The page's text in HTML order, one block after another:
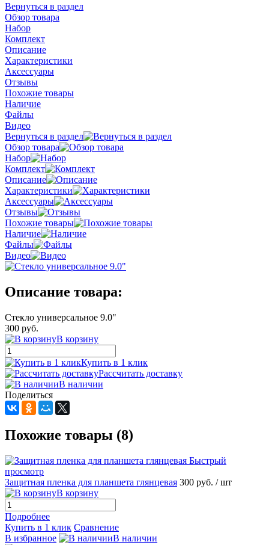
Вернуться в раздел
Обзор товара
Набор
Комплект
Описание
Характеристики
Аксессуары
Отзывы
Похожие товары
Наличие
Файлы
Видео
Вернуться в раздел
Обзор товара
Набор
Комплект
Описание
Характеристики
Аксессуары
Отзывы
Похожие товары
Наличие
Файлы
Видео
Описание товара:
Стекло универсальное 9.0"
300 руб.
В корзину
Купить в 1 клик
Рассчитать доставку
В наличии
Поделиться
Похожие товары (8)
Быстрый
просмотр
Защитная пленка для планшета глянцевая 300 руб. / шт
В корзину
Подробнее
Купить в 1 клик Сравнение
В избранное
В наличии